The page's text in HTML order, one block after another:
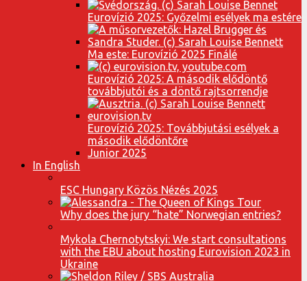
Eurovízió 2025: Győzelmi esélyek ma estére
Ma este: Eurovízió 2025 Finálé
Eurovízió 2025: A második elődöntő
továbbjutói és a döntő rajtsorrendje
Eurovízió 2025: Továbbjutási esélyek a
második elődöntőre
Junior 2025
In English
ESC Hungary Közös Nézés 2025
Why does the jury “hate” Norwegian entries?
Mykola Chernotytskyi: We start consultations
with the EBU about hosting Eurovision 2023 in
Ukraine